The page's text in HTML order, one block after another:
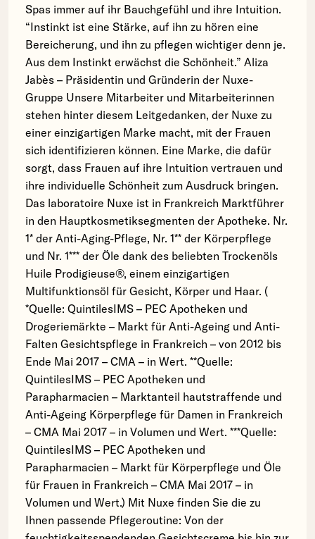
Spas immer auf ihr Bauchgefühl und ihre Intuition.
“Instinkt ist eine Stärke, auf ihn zu hören eine
Bereicherung, und ihn zu pflegen wichtiger denn je.
Aus dem Instinkt erwächst die Schönheit.” Aliza
Jabès – Präsidentin und Gründerin der Nuxe-
Gruppe Unsere Mitarbeiter und Mitarbeiterinnen
stehen hinter diesem Leitgedanken, der Nuxe zu
einer einzigartigen Marke macht, mit der Frauen
sich identifizieren können. Eine Marke, die dafür
sorgt, dass Frauen auf ihre Intuition vertrauen und
ihre individuelle Schönheit zum Ausdruck bringen.
Das laboratoire Nuxe ist in Frankreich Marktführer
in den Hauptkosmetiksegmenten der Apotheke. Nr.
1* der Anti-Aging-Pflege, Nr. 1** der Körperpflege
und Nr. 1*** der Öle dank des beliebten Trockenöls
Huile Prodigieuse®, einem einzigartigen
Multifunktionsöl für Gesicht, Körper und Haar. (
*Quelle: QuintilesIMS – PEC Apotheken und
Drogeriemärkte – Markt für Anti-Ageing und Anti-
Falten Gesichtspflege in Frankreich – von 2012 bis
Ende Mai 2017 – CMA – in Wert. **Quelle:
QuintilesIMS – PEC Apotheken und
Parapharmacien – Marktanteil hautstraffende und
Anti-Ageing Körperpflege für Damen in Frankreich
– CMA Mai 2017 – in Volumen und Wert. ***Quelle:
QuintilesIMS – PEC Apotheken und
Parapharmacien – Markt für Körperpflege und Öle
für Frauen in Frankreich – CMA Mai 2017 – in
Volumen und Wert.) Mit Nuxe finden Sie die zu
Ihnen passende Pflegeroutine: Von der